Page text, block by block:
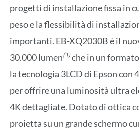
progetti di installazione fissa in
peso e la flessibilità di
importanti. EB-XQ2030B è il
30.000 lumen(1)che in un
la tecnologia 3LCD di Epson
per offrire una luminosità ultra
4K dettagliate. Dotato di ottica
proietta su un grande schermo